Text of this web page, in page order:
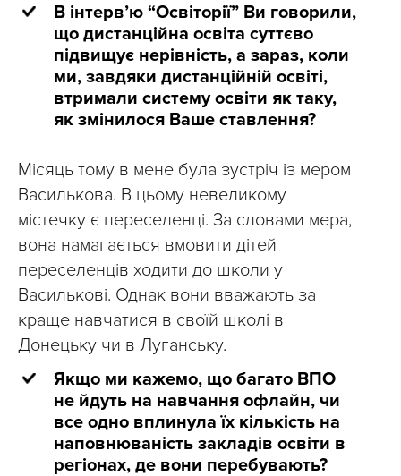
В інтерв’ю “Освіторії” Ви говорили,
що дистанційна освіта суттєво
підвищує нерівність, а зараз, коли
ми, завдяки дистанційній освіті,
втримали систему освіти як таку,
як змінилося Ваше ставлення?
Місяць тому в мене була зустріч із мером
Василькова. В цьому невеликому
містечку є переселенці. За словами мера,
вона намагається вмовити дітей
переселенців ходити до школи у
Василькові. Однак вони вважають за
краще навчатися в своїй школі в
Донецьку чи в Луганську.
Якщо ми кажемо, що багато ВПО
не йдуть на навчання офлайн, чи
все одно вплинула їх кількість на
наповнюваність закладів освіти в
регіонах, де вони перебувають?